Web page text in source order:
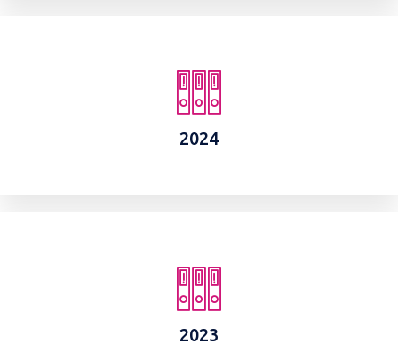
2024
2023